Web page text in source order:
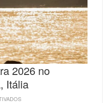
2026 no
Itália